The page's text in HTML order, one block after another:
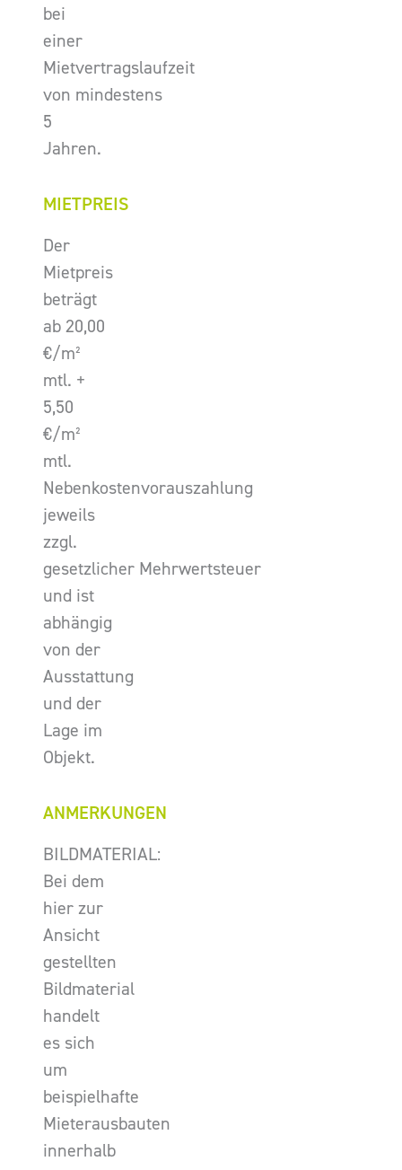
bei
einer
Mietvertragslaufzeit
von mindestens
5
Jahren.
MIETPREIS
Der
Mietpreis
beträgt
ab 20,00
€/m²
mtl. +
5,50
€/m²
mtl.
Nebenkostenvorauszahlung
jeweils
zzgl.
gesetzlicher Mehrwertsteuer
und ist
abhängig
von der
Ausstattung
und der
Lage im
Objekt.
ANMERKUNGEN
BILDMATERIAL:
Bei dem
hier zur
Ansicht
gestellten
Bildmaterial
handelt
es sich
um
beispielhafte
Mieterausbauten
innerhalb